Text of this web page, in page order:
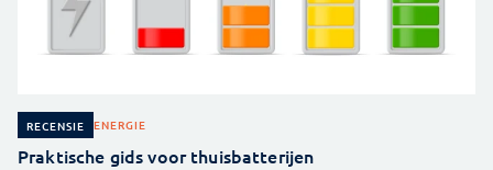
RECENSIE ENERGIE
Praktische gids voor thuisbatterijen